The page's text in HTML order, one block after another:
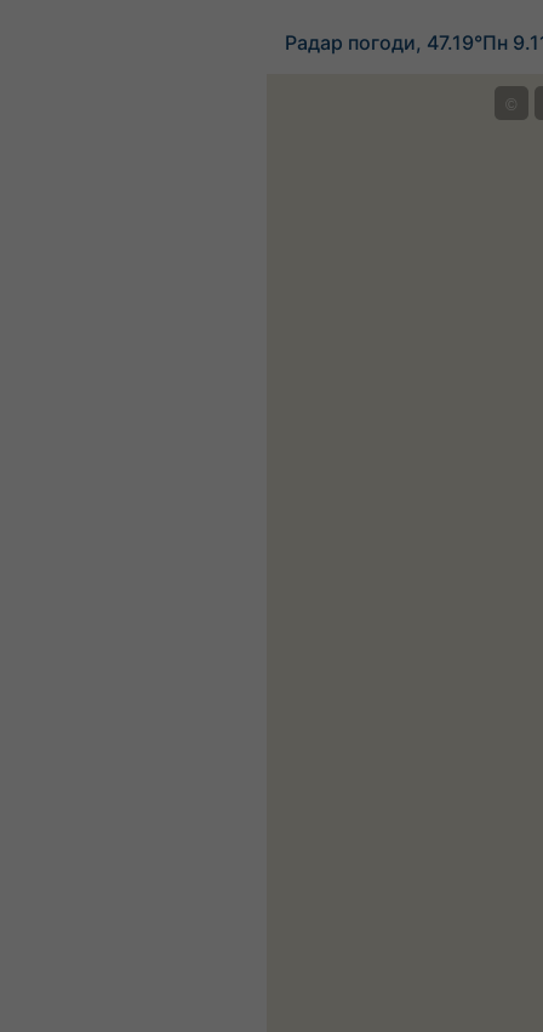
Радар погоди, 47.19°Пн
©